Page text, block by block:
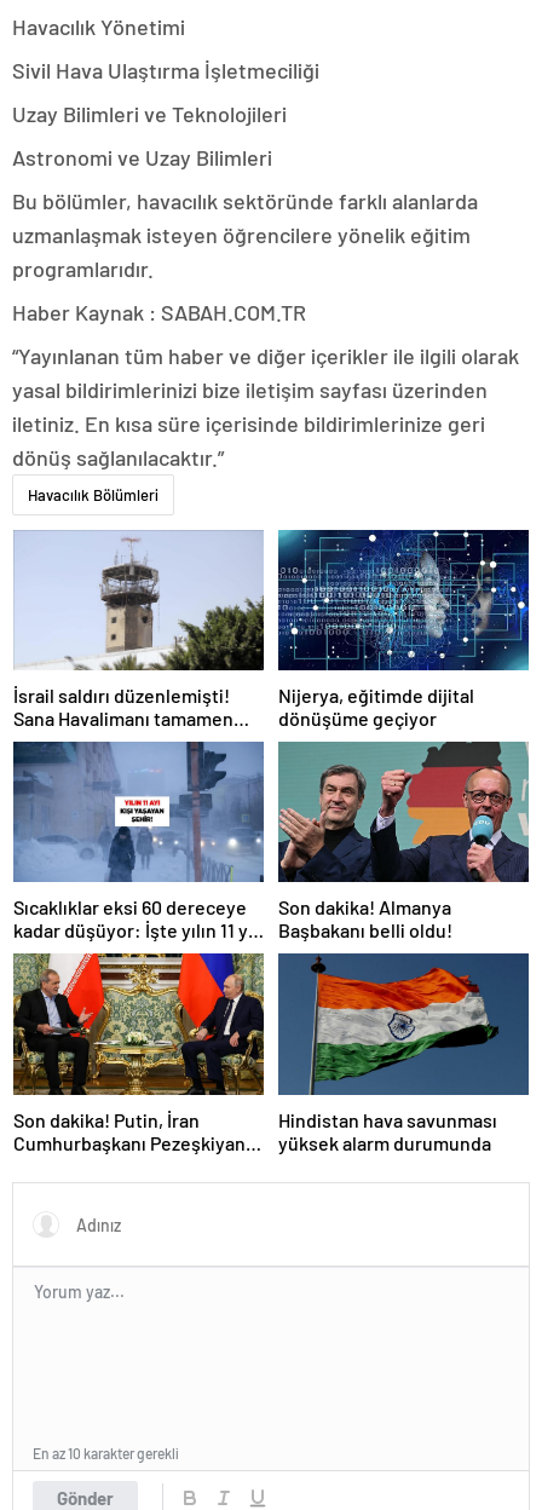
Havacılık Yönetimi
Sivil Hava Ulaştırma İşletmeciliği
Uzay Bilimleri ve Teknolojileri
Astronomi ve Uzay Bilimleri
Bu bölümler, havacılık sektöründe farklı alanlarda
uzmanlaşmak isteyen öğrencilere yönelik eğitim
programlarıdır.
Haber Kaynak : SABAH.COM.TR
“Yayınlanan tüm haber ve diğer içerikler ile ilgili olarak
yasal bildirimlerinizi bize iletişim sayfası üzerinden
iletiniz. En kısa süre içerisinde bildirimlerinize geri
dönüş sağlanılacaktır.”
Havacılık Bölümleri
İsrail saldırı düzenlemişti!
Sana Havalimanı tamamen
hizmet dışı kaldı
Nijerya, eğitimde dijital
dönüşüme geçiyor
Sıcaklıklar eksi 60 dereceye
kadar düşüyor: İşte yılın 11 yılı
kışı yaşayan şehir!
Son dakika! Almanya
Başbakanı belli oldu!
Son dakika! Putin, İran
Cumhurbaşkanı Pezeşkiyan
Hindistan hava savunması
yüksek alarm durumunda
Gönder
En az 10 karakter gerekli